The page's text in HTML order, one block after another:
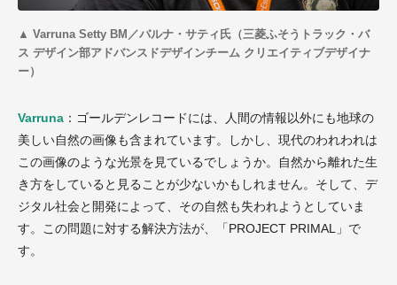
▲ Varruna Setty BM／バルナ・サティ氏（三菱ふそうトラック・バ
ス デザイン部アドバンスドデザインチーム クリエイティブデザイナ
ー）
Varruna ：ゴールデンレコードには、人間の情報以外にも地球の
美しい自然の画像も含まれています。しかし、現代のわれわれは
この画像のような光景を見ているでしょうか。自然から離れた生
き方をしていると見ることが少ないかもしれません。そして、デ
ジタル社会と開発によって、その自然も失われようとしていま
す。この問題に対する解決方法が、「PROJECT PRIMAL」で
す。